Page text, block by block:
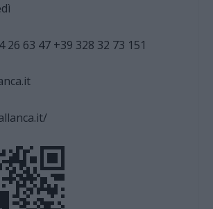
26 63 47 +39 328 32 73 151